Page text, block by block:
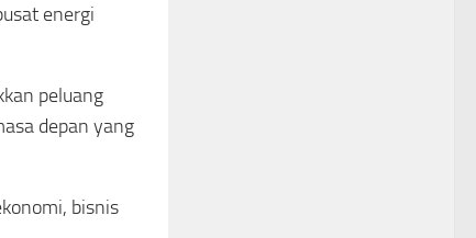
energi
peluang
depan yang
bisnis